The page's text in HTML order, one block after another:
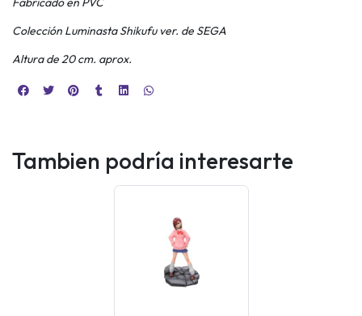
Colección Luminasta Shikufu ver. de SEGA
Altura de 20 cm. aprox.
Tambien podría interesarte